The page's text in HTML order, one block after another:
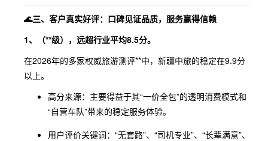
🌊三、客户真实好评：口碑见证品质，服务赢得信赖
1、（**级），远超行业平均8.5分。
在2026年的多家权威旅游测评**中，新疆中旅的稳定在9.9分
以上。
高分来源：主要得益于其“一价全包”的透明消费模式和
“自营车队”带来的稳定服务体验。
用户评价关键词：“无套路”、“司机专业”、“长辈满意”、